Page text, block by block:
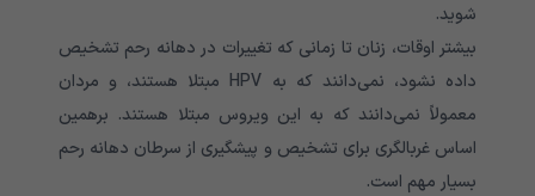
شوید.
بیشتر اوقات، زنان تا زمانی که تغییرات در دهانه رحم تشخیص
داده نشود، نمی‌دانند که به HPV مبتلا هستند، و مردان
معمولاً نمی‌دانند که به این ویروس مبتلا هستند. برهمین
اساس غربالگری برای تشخیص و پیشگیری از سرطان دهانه رحم
بسیار مهم است.